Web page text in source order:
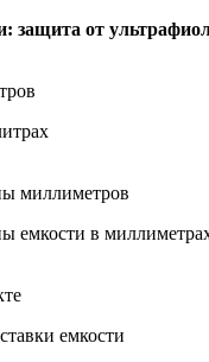
защита от
миллиметров
емкости в
емкости